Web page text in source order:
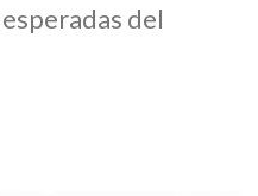
del